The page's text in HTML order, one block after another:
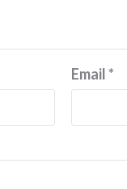
Email*